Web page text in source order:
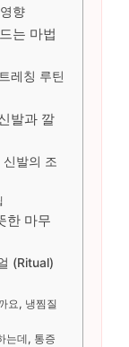
향
는 마법
레칭 루틴
발과 깔
발의 조
한 마무
(Ritual)
요, 냉찜질
는데, 통증